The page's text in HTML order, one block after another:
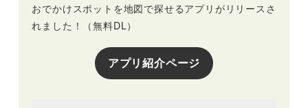
おでかけスポットを地図で探せるアプリがリリースさ
れました！（無料DL）
アプリ紹介ページ